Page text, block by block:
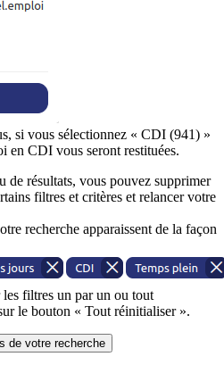
si vous sélectionnez « CDI (941) »
en CDI vous seront restituées.
de résultats, vous pouvez supprimer
filtres et critères et relancer votre
recherche apparaissent de la façon
filtres un par un ou tout
le bouton « Tout réinitialiser ».
de votre recherche